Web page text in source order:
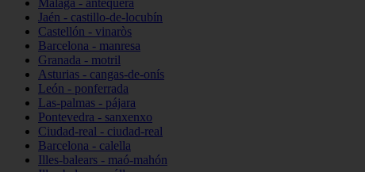
Málaga - antequera
Jaén - castillo-de-locubín
Castellón - vinaròs
Barcelona - manresa
Granada - motril
Asturias - cangas-de-onís
León - ponferrada
Las-palmas - pájara
Pontevedra - sanxenxo
Ciudad-real - ciudad-real
Barcelona - calella
Illes-balears - maó-mahón